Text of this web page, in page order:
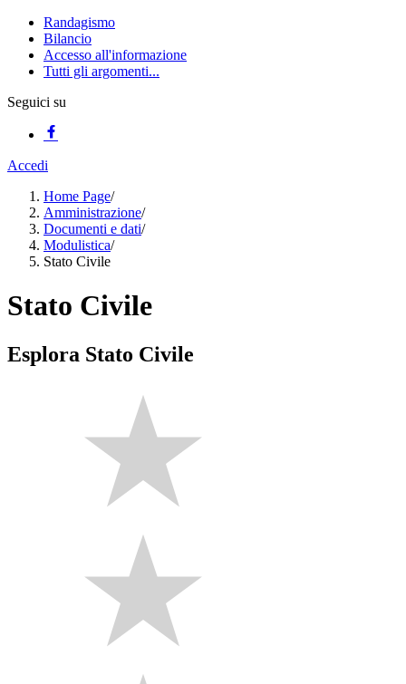
Randagismo
Bilancio
Accesso all'informazione
Tutti gli argomenti...
Seguici su
Accedi
Home Page/
Amministrazione/
Documenti e dati/
Modulistica/
Stato Civile
Stato Civile
Esplora Stato Civile